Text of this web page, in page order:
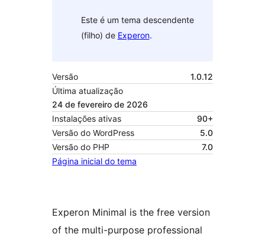
Este é um tema descendente
(filho) de Experon.
Versão
1.0.12
Última atualização
24 de fevereiro de 2026
Instalações ativas
90+
Versão do WordPress
5.0
Versão do PHP
7.0
Página inicial do tema
Experon Minimal is the free version
of the multi-purpose professional